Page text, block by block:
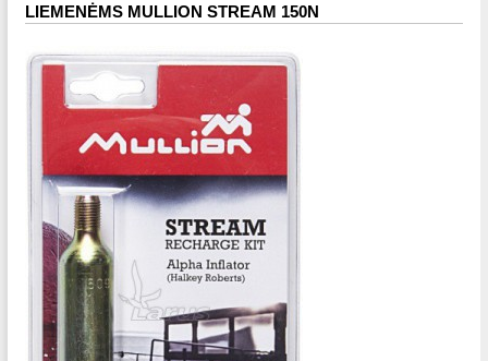
LIEMENĖMS MULLION STREAM 150N